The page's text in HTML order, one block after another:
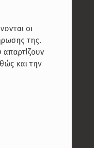
οι
της.
και την